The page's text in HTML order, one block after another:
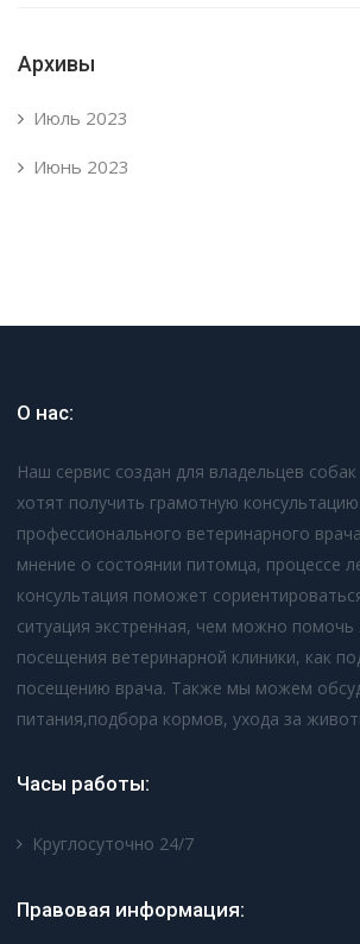
Архивы
Июль 2023
Июнь 2023
О нас:
Наш сервис создан для владельцев
хотят получить грамотную консультацию
профессионального ветеринарного
мнение о состоянии питомца, процессе
консультация поможет
ситуация экстренная, чем можно
посещения ветеринарной клиники, как
посещению врача. Также мы можем
питания,подбора кормов, ухода за
Часы работы:
Круглосуточно 24/7
Правовая информация: